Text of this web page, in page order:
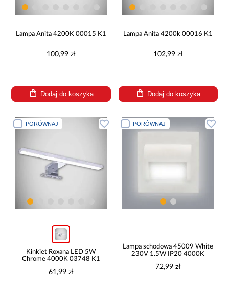
Lampa Anita 4200K 00015 K1
100,99 zł
Dodaj do koszyka
Lampa Anita 4200k 00016 K1
102,99 zł
Dodaj do koszyka
PORÓWNAJ
Kinkiet Roxana LED 5W
Chrome 4000K 03748 K1
61,99 zł
PORÓWNAJ
Lampa schodowa 45009 White
230V 1.5W IP20 4000K
72,99 zł